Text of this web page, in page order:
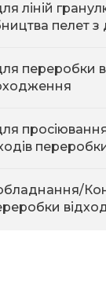
ліній
пелет з
переробки